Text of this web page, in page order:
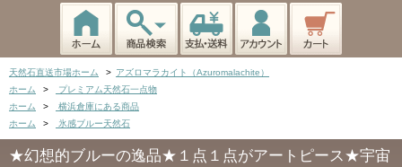
天然石直送市場ホーム > アズロマラカイト（Azuromalachite）
ホーム
>
プレミアム天然石一点物
ホーム
>
横浜倉庫にある商品
ホーム
> 氷感ブルー天然石
★幻想的ブルーの逸品★１点１点がアートピース★宇宙